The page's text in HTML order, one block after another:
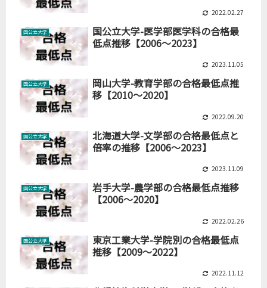
2022.02.27
国公立大学
国公立大学-医学部医学科の合格最
低点推移【2006～2023】
2023.11.05
国公立大学
岡山大学-教育学部の合格最低点推
移【2010～2020】
2022.09.20
国公立大学
北海道大学-文学部の合格最低点と
倍率の推移【2006～2023】
2023.11.09
国公立大学
岩手大学-農学部の合格最低点推移
【2006～2020】
2022.02.26
国公立大学
東京工業大学-学院別の合格最低点
推移【2009～2022】
2022.11.12